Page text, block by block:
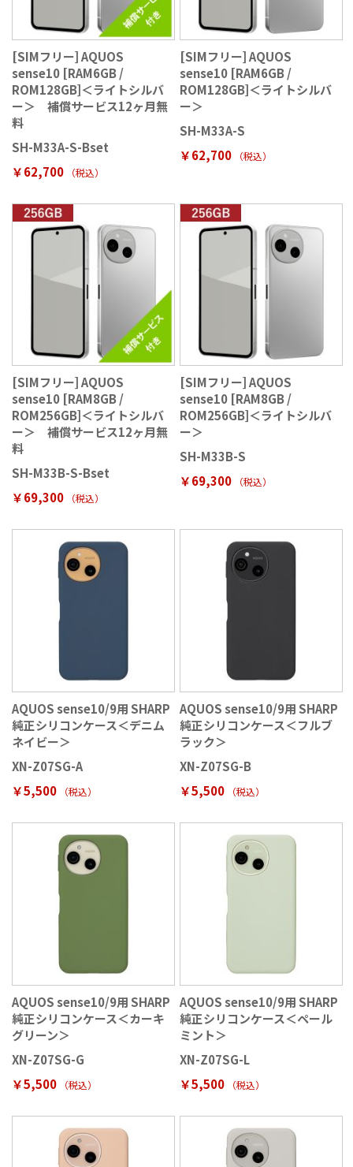
[SIMフリー] AQUOS
sense10 [RAM6GB /
ROM128GB]＜ライトシルバ
ー＞ 補償サービス12ヶ月無
料
SH-M33A-S-Bset
￥62,700
（税込）
[SIMフリー] AQUOS
sense10 [RAM6GB /
ROM128GB]＜ライトシルバ
ー＞
SH-M33A-S
￥62,700
（税込）
[SIMフリー] AQUOS
sense10 [RAM8GB /
ROM256GB]＜ライトシルバ
ー＞ 補償サービス12ヶ月無
料
SH-M33B-S-Bset
￥69,300
（税込）
[SIMフリー] AQUOS
sense10 [RAM8GB /
ROM256GB]＜ライトシルバ
ー＞
SH-M33B-S
￥69,300
（税込）
AQUOS sense10/9用 SHARP
純正シリコンケース＜デニム
ネイビー＞
XN-Z07SG-A
￥5,500
（税込）
AQUOS sense10/9用 SHARP
純正シリコンケース＜フルブ
ラック＞
XN-Z07SG-B
￥5,500
（税込）
AQUOS sense10/9用 SHARP
純正シリコンケース＜カーキ
グリーン＞
XN-Z07SG-G
￥5,500
（税込）
AQUOS sense10/9用 SHARP
純正シリコンケース＜ペール
ミント＞
XN-Z07SG-L
￥5,500
（税込）